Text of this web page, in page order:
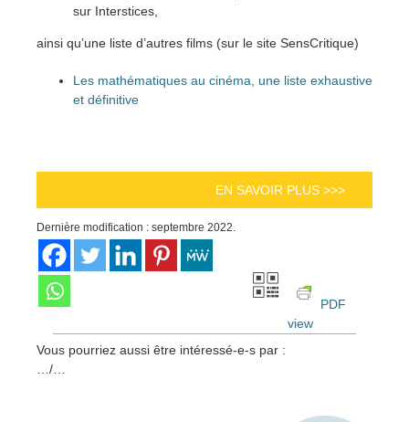
sur Interstices,
ainsi qu’une liste d’autres films (sur le site SensCritique)
Les mathématiques au cinéma, une liste exhaustive
et définitive
EN SAVOIR PLUS >>>
Dernière modification : septembre 2022.
PDF
view
Vous pourriez aussi être intéressé-e-s par :
…/…